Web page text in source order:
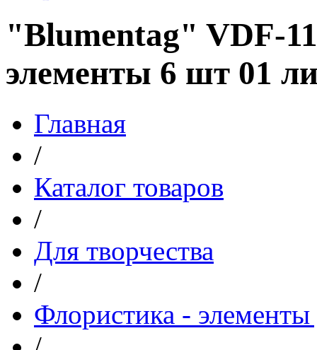
"Blumentag" VDF-
элементы 6 шт 01
Главная
/
Каталог товаров
/
Для творчества
/
Флористика - элементы